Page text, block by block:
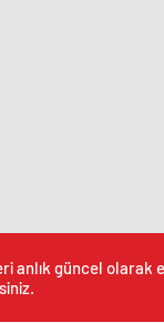
anlık güncel olarak